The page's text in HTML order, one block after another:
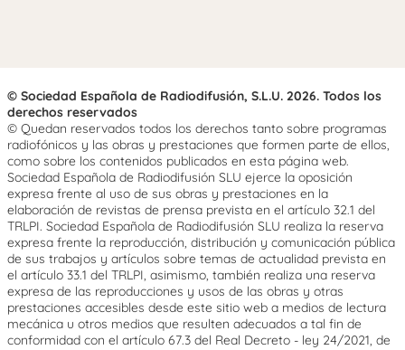
© Sociedad Española de Radiodifusión, S.L.U. 2026. Todos los
derechos reservados
© Quedan reservados todos los derechos tanto sobre programas
radiofónicos y las obras y prestaciones que formen parte de ellos,
como sobre los contenidos publicados en esta página web.
Sociedad Española de Radiodifusión SLU ejerce la oposición
expresa frente al uso de sus obras y prestaciones en la
elaboración de revistas de prensa prevista en el artículo 32.1 del
TRLPI. Sociedad Española de Radiodifusión SLU realiza la reserva
expresa frente la reproducción, distribución y comunicación pública
de sus trabajos y artículos sobre temas de actualidad prevista en
el artículo 33.1 del TRLPI, asimismo, también realiza una reserva
expresa de las reproducciones y usos de las obras y otras
prestaciones accesibles desde este sitio web a medios de lectura
mecánica u otros medios que resulten adecuados a tal fin de
conformidad con el artículo 67.3 del Real Decreto - ley 24/2021, de